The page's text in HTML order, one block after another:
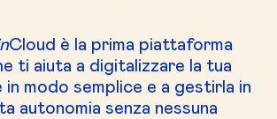
Cloud è la prima piattaforma
ti aiuta a digitalizzare la tua
modo semplice e a gestirla in
autonomia senza nessuna